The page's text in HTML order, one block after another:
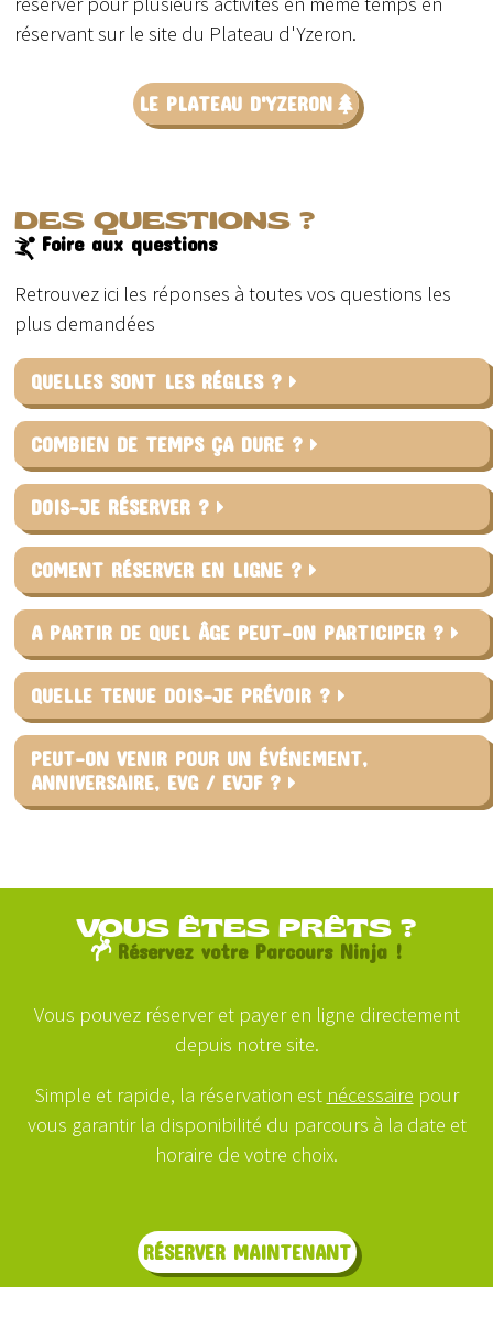
réservant sur le site du Plateau d'Yzeron.
LE PLATEAU D'YZERON
DES QUESTIONS ?
Foire aux questions
Retrouvez ici les réponses à toutes vos questions les
plus demandées
QUELLES SONT LES RÉGLES ?
COMBIEN DE TEMPS ÇA DURE ?
DOIS-JE RÉSERVER ?
COMENT RÉSERVER EN LIGNE ?
A PARTIR DE QUEL ÂGE PEUT-ON PARTICIPER ?
QUELLE TENUE DOIS-JE PRÉVOIR ?
PEUT-ON VENIR POUR UN ÉVÉNEMENT,
ANNIVERSAIRE, EVG / EVJF ?
VOUS ÊTES PRÊTS ?
Réservez votre Parcours Ninja !
Vous pouvez réserver et payer en ligne directement
depuis notre site.
Simple et rapide, la réservation est nécessaire pour
vous garantir la disponibilité du parcours à la date et
horaire de votre choix.
RÉSERVER MAINTENANT